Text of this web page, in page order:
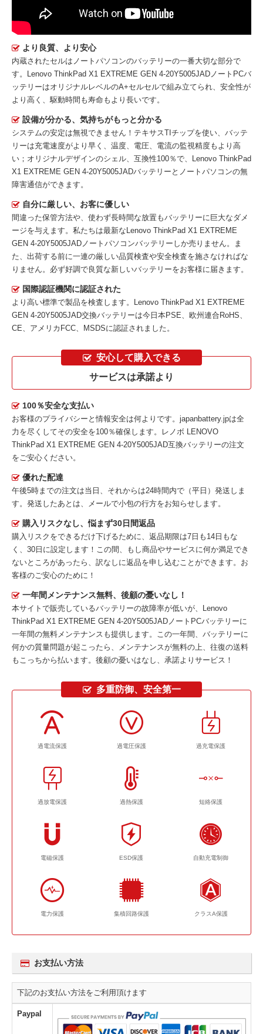
より良質、より安心
内蔵されたセルはノートパソコンのバッテリーの一番大切な部分で
す。
Lenovo ThinkPad X1 EXTREME GEN 4-20Y5005JADノートPCバ
ッテリーはオリジナルレベルのA+セルセルで組み立てられ、安全性が
より高く、駆動時間も寿命もより長いです。
設備が分かる、気持ちがもっと分かる
システムの安定は無視できません！テキサスTIチップを使い、バッテ
リーは充電速度がより早く、温度、電圧、電流の監視精度もより高
い；オリジナルデザインのシェル、互換性100％で、Lenovo ThinkPad
X1 EXTREME GEN 4-20Y5005JADバッテリーとノートパソコンの無
障害通信ができます。
自分に厳しい、お客に優しい
間違った保管方法や、使わず長時間な放置もバッテリーに巨大なダメ
ージを与えます。私たちは最新な Lenovo ThinkPad X1 EXTREME
GEN 4-20Y5005JADノートパソコンバッテリー しか売りません。ま
た、出荷する前に一連の厳しい品質検査や安全検査を施さなければな
りません。必ず好調で良質な新しいバッテリーをお客様に届きます。
国際認証機関に認証された
より高い標準で製品を検査します。Lenovo ThinkPad X1 EXTREME
GEN 4-20Y5005JAD交換バッテリーは今日本PSE、欧州連合RoHS、
CE、アメリカFCC、MSDSに認証されました。
安心して購入できる
サービスは承諾より
100％安全な支払い
お客様のプライバシーと情報安全は何よりです。japanbattery.jpは全
力を尽くしてその安全を100％確保します。
レノボ LENOVO
ThinkPad X1 EXTREME GEN 4-20Y5005JAD互換バッテリーの注文
をご安心ください。
優れた配達
午後5時までの注文は当日、それからは24時間内で（平日）発送しま
す。発送したあとは、メールで小包の行方をお知らせします。
購入リスクなし、悩まず30日間返品
購入リスクをできるだけ下げるために、返品期限は7日も14日もな
く、30日に設定します！この間、もし商品やサービスに何か満足でき
ないところがあったら、訳なしに返品を申し込むことができます。お
客様のご安心のために！
一年間メンテナンス無料、後顧の憂いなし！
本サイトで販売しているバッテリーの故障率が低いが、
Lenovo
ThinkPad X1 EXTREME GEN 4-20Y5005JADノートPCバッテリーに
一年間の無料メンテナンスも提供します。この一年間、バッテリーに
何かの質量問題が起こったら、メンテナンスが無料の上、往復の送料
もこっちから払います。後顧の憂いはなし、承諾よりサービス！
多重防御、安全第一
過電流保護 過電圧保護 過充電保護
過放電保護 過熱保護 短絡保護
電磁保護 ESD保護 自動充電制御
電力保護 集積回路保護 クラスA保護
お支払い方法
下記のお支払い方法をご利用頂けます
Paypal